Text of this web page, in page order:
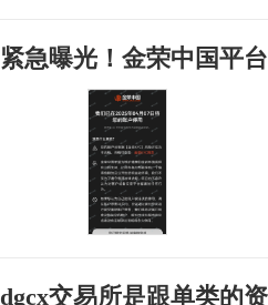
紧急曝光！金荣中国平
dgcx交易所是跟单类的资